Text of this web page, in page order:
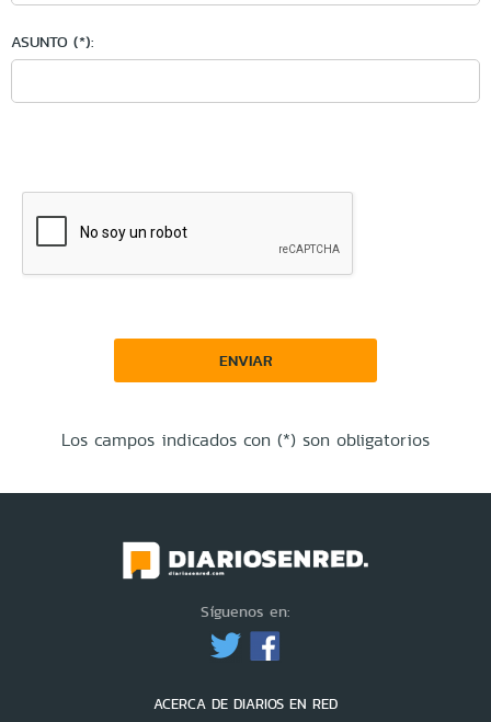
ASUNTO (*):
ENVIAR
Los campos indicados con (*) son obligatorios
Síguenos en:
ACERCA DE DIARIOS EN RED